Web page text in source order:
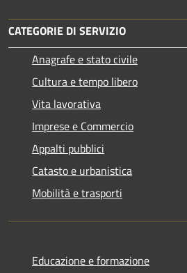
CATEGORIE DI SERVIZIO
Anagrafe e stato civile
Cultura e tempo libero
Vita lavorativa
Imprese e Commercio
Appalti pubblici
Catasto e urbanistica
Mobilità e trasporti
Educazione e formazione